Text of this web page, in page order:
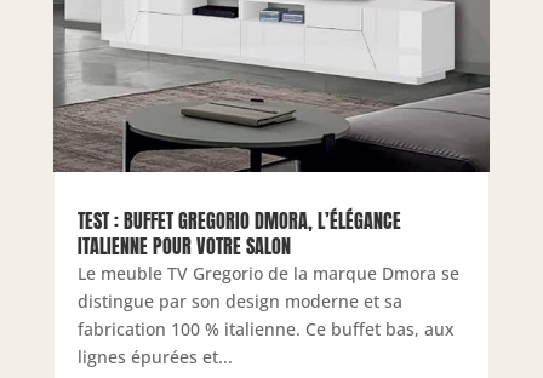
TEST : BUFFET GREGORIO DMORA, L’ÉLÉGANCE
ITALIENNE POUR VOTRE SALON
Le meuble TV Gregorio de la marque Dmora se
distingue par son design moderne et sa
fabrication 100 % italienne. Ce buffet bas, aux
lignes épurées et...